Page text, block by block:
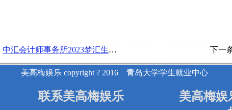
中汇会计师事务所2023梦汇生校园招聘简章 下一
美高梅娱乐 copyright ? 2016 青岛大学学生就业中心
联系美高梅娱乐
美高梅娱